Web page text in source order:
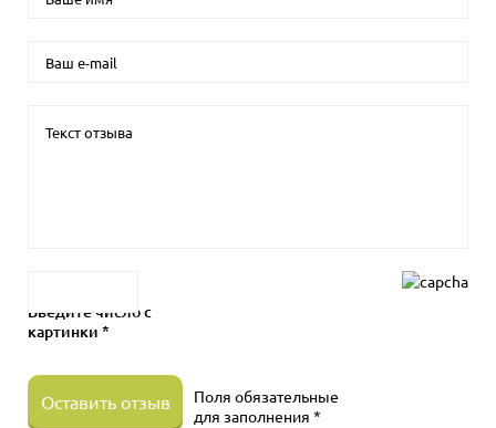
Введите число с
картинки *
Оставить отзыв
Поля обязательные
для заполнения *